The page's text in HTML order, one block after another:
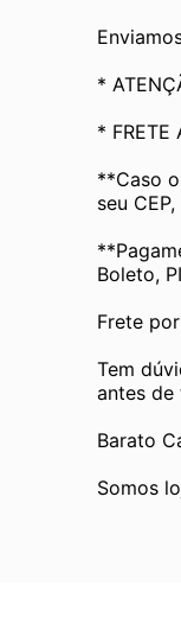
*
* FRETE
**Caso
seu
Boleto,
Frete
Tem
antes de
Barato
Somos